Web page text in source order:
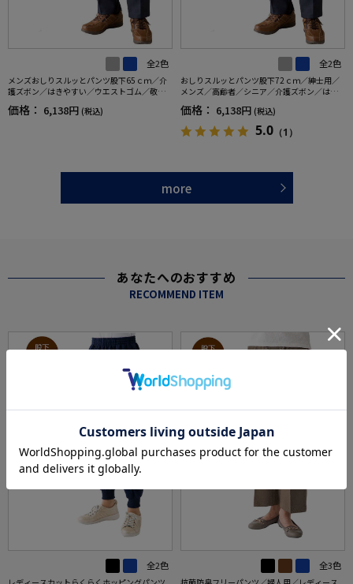
全2色
メンズおしりスルッとパンツ股下65ｃｍ／介
護ズボン／はきやすい／ウエストゴム／敬老
の日／ギフト／プレゼント【CF】
価格： 6,138円 (税込)
全2色
おしりスルッとパンツ股下72ｃｍ／紳士用／
メンズ／高齢者／シニア／介護ズボン／はき
やすい／ウエストゴム／敬老の日／ギフト／
プレゼント【CF】
価格： 6,138円 (税込)
5.0 （1）
more
あなたへのおすすめ
RECOMMEND ITEM
全2色 全3色